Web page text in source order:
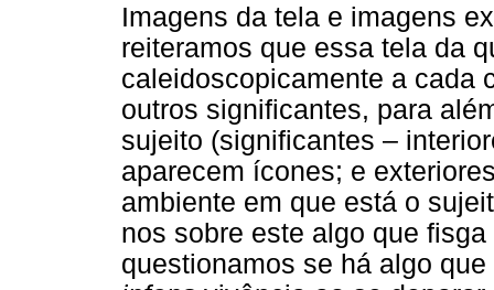
Imagens da tela e imagens
reiteramos que essa tela da
caleidoscopicamente a cada
outros significantes, para
sujeito (significantes –
aparecem ícones; e
ambiente em que está o
nos sobre este algo que
questionamos se há algo